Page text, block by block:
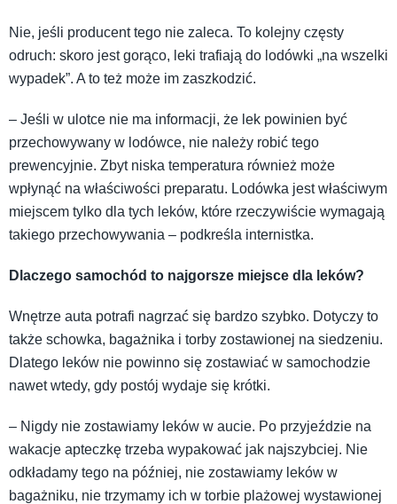
Nie, jeśli producent tego nie zaleca. To kolejny częsty
odruch: skoro jest gorąco, leki trafiają do lodówki „na wszelki
wypadek”. A to też może im zaszkodzić.
– Jeśli w ulotce nie ma informacji, że lek powinien być
przechowywany w lodówce, nie należy robić tego
prewencyjnie. Zbyt niska temperatura również może
wpłynąć na właściwości preparatu. Lodówka jest właściwym
miejscem tylko dla tych leków, które rzeczywiście wymagają
takiego przechowywania – podkreśla internistka.
Dlaczego samochód to najgorsze miejsce dla leków?
Wnętrze auta potrafi nagrzać się bardzo szybko. Dotyczy to
także schowka, bagażnika i torby zostawionej na siedzeniu.
Dlatego leków nie powinno się zostawiać w samochodzie
nawet wtedy, gdy postój wydaje się krótki.
– Nigdy nie zostawiamy leków w aucie. Po przyjeździe na
wakacje apteczkę trzeba wypakować jak najszybciej. Nie
odkładamy tego na później, nie zostawiamy leków w
bagażniku, nie trzymamy ich w torbie plażowej wystawionej